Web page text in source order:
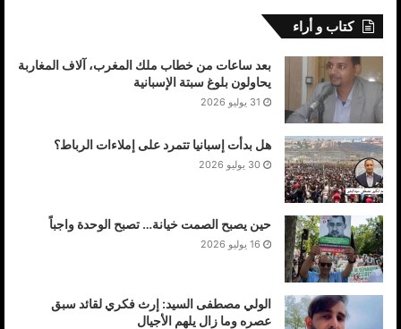
كتاب و أراء
بعد ساعات من خطاب ملك المغرب، آلاف المغاربة
يحاولون بلوغ سبتة الإسبانية
31 يوليو 2026
هل بدأت إسبانيا تتمرد على إملاءات الرباط؟
30 يوليو 2026
حين يصبح الصمت خيانة… تصبح الوحدة واجباً
16 يوليو 2026
الولي مصطفى السيد: إرث فكري لقائد سبق
عصره وما زال يلهم الأجيال